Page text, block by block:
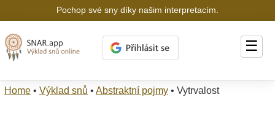
Pochop své sny díky našim interpretacím.
☰
Home • Výklad snů • Abstraktní pojmy • Vytrvalost